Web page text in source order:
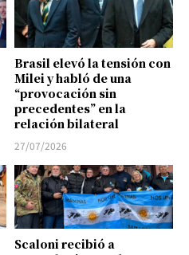
Brasil elevó la tensión con
Milei y habló de una
“provocación sin
precedentes” en la
relación bilateral
27/07/2026
Scaloni recibió a